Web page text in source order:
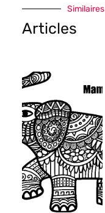
Similaires
Articles